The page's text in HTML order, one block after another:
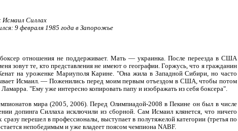
Исмаил Силлах
9 февраля 1985 года в Запорожье
отношения не поддерживает. Мать — украинка. После переезда в США
зовут те, кто представления не имеют о географии. Горжусь, что я гражданин
на уроженке Мариуполя Карине. "Она жила в Западной Сибири, но часто
Исмаил. — Поженились перед моим первым отъездом в США, чтобы потом
"Ему уже интересно копировать папу и изображать из себя боксера".
мира (2005, 2006). Перед Олимпиадой-2008 в Пекине он был в числе
допинга Силлаха исключили из сборной. Сам Исмаил клянется, что ничего
перешел в профессионалы, выступает в полутяжелой категории (третья по
непобедимым и уже владеет поясом чемпиона NABF.